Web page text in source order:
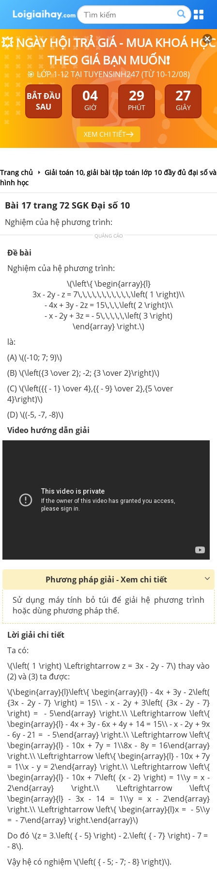
💥 NGÀY HỘI TRẢ GIÁ - MUA KHOÁ HỌC
THEO GIÁ BẠN MUỐN❗
🎯 LỚP 1-12 TẠI TUYENSINH247 (TỪ 10-12/08)
BẮT ĐẦU
SAU
04
GIỜ
29
PHÚT
26
GIÂY
XEM CHI TIẾT
Trang chủ
Giải toán 10, giải bài tập toán lớp 10 đầy đủ đại số và
hình học
Bài 17 trang 72 SGK Đại số 10
Nghiệm của hệ phương trình:
QUẢNG CÁO
Đề bài
Nghiệm của hệ phương trình:
\(\left\{ \begin{array}{l}
3x - 2y - z = 7\,\,\,\,\,\,\,\,\,\,\,\left( 1 \right)\\
- 4x + 3y - 2z = 15\,\,\,\left( 2 \right)\\
- x - 2y + 3z = - 5\,\,\,\,\,\left( 3 \right)
\end{array} \right.\)
là:
(A) \((-10; 7; 9)\)
(B) \(\left({3 \over 2}; -2; {3 \over 2}\right)\)
(C) \(\left({{ - 1} \over 4},{{ - 9} \over 2},{5 \over
4}\right)\)
(D) \((-5, -7, -8)\)
Video hướng dẫn giải
Phương pháp giải - Xem chi tiết
Sử dụng máy tính bỏ túi để giải hệ phương trình
hoặc dùng phương pháp thế.
Lời giải chi tiết
Ta có:
\(\left( 1 \right) \Leftrightarrow z = 3x - 2y - 7\) thay vào
(2) và (3) ta được:
\(\begin{array}{l}\left\{ \begin{array}{l} - 4x + 3y - 2\left(
{3x - 2y - 7} \right) = 15\\ - x - 2y + 3\left( {3x - 2y - 7}
\right) = - 5\end{array} \right.\\ \Leftrightarrow \left\{
\begin{array}{l} - 4x + 3y - 6x + 4y + 14 = 15\\ - x - 2y + 9x
- 6y - 21 = - 5\end{array} \right.\\ \Leftrightarrow \left\{
\begin{array}{l} - 10x + 7y = 1\\8x - 8y = 16\end{array}
\right.\\ \Leftrightarrow \left\{ \begin{array}{l} - 10x + 7y
= 1\\x - y = 2\end{array} \right.\\ \Leftrightarrow \left\{
\begin{array}{l} - 10x + 7\left( {x - 2} \right) = 1\\y = x -
2\end{array} \right.\\ \Leftrightarrow \left\{
\begin{array}{l} - 3x - 14 = 1\\y = x - 2\end{array}
\right.\\ \Leftrightarrow \left\{ \begin{array}{l}x = - 5\\y
= - 7\end{array} \right.\end{array}\)
Do đó \(z = 3.\left( { - 5} \right) - 2.\left( { - 7} \right) - 7 =
- 8\).
Vậy hệ có nghiệm \(\left( { - 5; - 7; - 8} \right)\).